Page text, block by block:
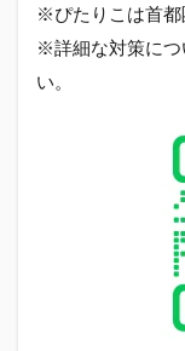
※ぴたりこは首都
※詳細な対策につ
い。